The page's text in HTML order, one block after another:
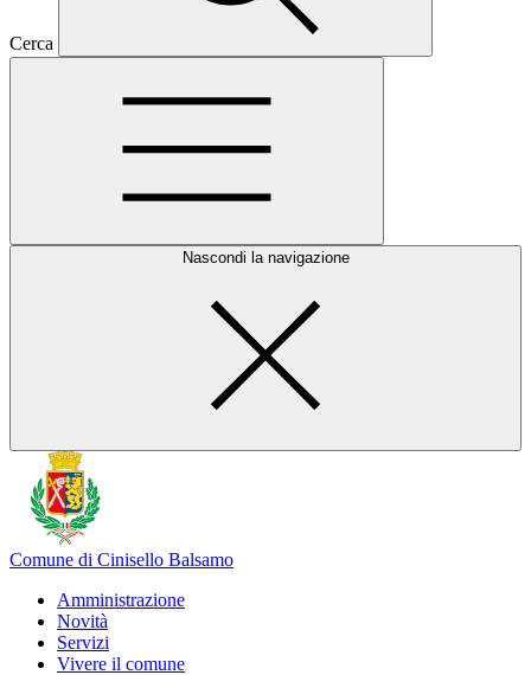
Cerca
Nascondi la navigazione
Comune di Cinisello Balsamo
Amministrazione
Novità
Servizi
Vivere il comune